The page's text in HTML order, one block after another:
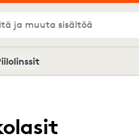
ja muuta sisältöä